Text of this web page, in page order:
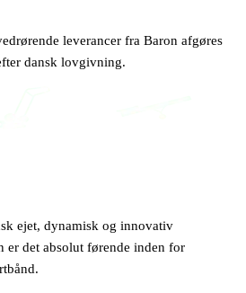
leverancer fra Baron afgøres
dansk lovgivning.
ejet, dynamisk og innovativ
det absolut førende inden for